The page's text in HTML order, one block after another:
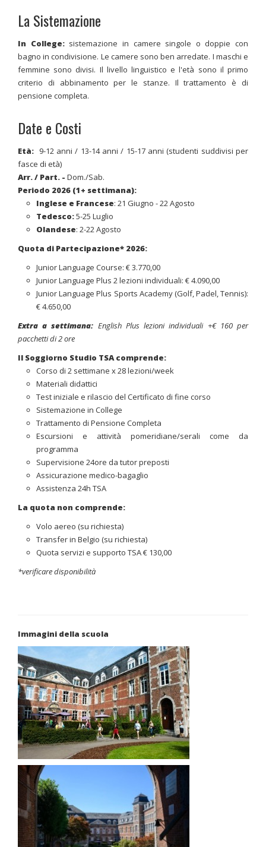
La Sistemazione
In College:sistemazione in camere singole o doppie con
bagno in condivisione. Le camere sono ben arredate. I maschi e
femmine sono divisi. Il livello linguistico e l'età sono il primo
criterio di abbinamento per le stanze. Il trattamento è di
pensione completa.
Date e Costi
Età: 9-12 anni / 13-14 anni / 15-17 anni (studenti suddivisi per
fasce di età)
Arr. / Part. - Dom./Sab.
Periodo 2026 (1+ settimana):
Inglese e Francese: 21 Giugno - 22 Agosto
Tedesco:5-25 Luglio
Olandese: 2-22 Agosto
Quota di Partecipazione* 2026:
Junior Language Course: € 3.770,00
Junior Language Plus 2 lezioni individuali: € 4.090,00
Junior Language Plus Sports Academy (Golf, Padel, Tennis):
€ 4.650,00
Extra a settimana: English Plus lezioni individuali +€ 160 per
pacchetti di 2 ore
Il Soggiorno Studio TSA comprende:
Corso di 2 settimane x 28 lezioni/week
Materiali didattici
Test iniziale e rilascio del Certificato di fine corso
Sistemazione in College
Trattamento di Pensione Completa
Escursioni e attività pomeridiane/serali come da
programma
Supervisione 24ore da tutor preposti
Assicurazione medico-bagaglio
Assistenza 24h TSA
La quota non comprende:
Volo aereo (su richiesta)
Transfer in Belgio (su richiesta)
Quota servizi e supporto TSA € 130,00
*verificare disponibilità
Immagini della scuola